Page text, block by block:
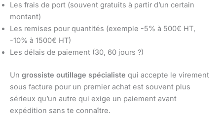
Les frais de port (souvent gratuits à partir d’un certain
montant)
Les remises pour quantités (exemple -5% à 500€ HT,
-10% à 1500€ HT)
Les délais de paiement (30, 60 jours ?)
Un grossiste outillage spécialiste qui accepte le virement
sous facture pour un premier achat est souvent plus
sérieux qu’un autre qui exige un paiement avant
expédition sans te connaître.